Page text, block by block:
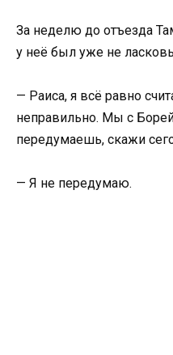
За неделю до отъезда
у неё был уже не
— Раиса, я всё равно
неправильно. Мы с
передумаешь, скажи
— Я не передумаю.